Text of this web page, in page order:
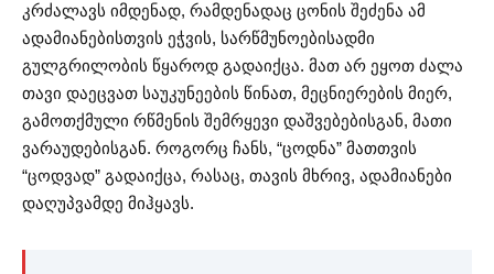
კრძალავს იმდენად, რამდენადაც ცონის შეძენა ამ
ადამიანებისთვის ეჭვის, სარწმუნოებისადმი
გულგრილობის წყაროდ გადაიქცა. მათ არ ეყოთ ძალა
თავი დაეცვათ საუკუნეების წინათ, მეცნიერების მიერ,
გამოთქმული რწმენის შემრყევი დაშვებებისგან, მათი
ვარაუდებისგან. როგორც ჩანს, “ცოდნა” მათთვის
“ცოდვად” გადაიქცა, რასაც, თავის მხრივ, ადამიანები
დაღუპვამდე მიჰყავს.